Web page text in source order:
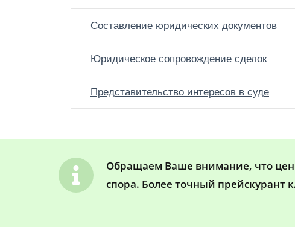
Составление юридических документов
Юридическое сопровождение сделок
Представительство интересов в суде
Обращаем Ваше внимание, что
спора. Более точный прейскурант